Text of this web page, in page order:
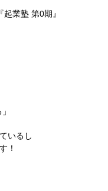
業塾 第0期』
いるし
！